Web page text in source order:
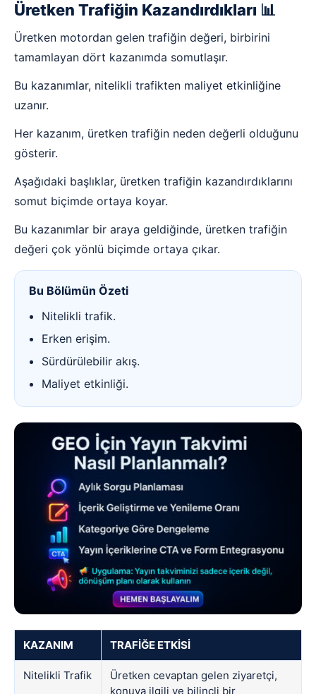
Üretken Trafiğin Kazandırdıkları 📊
Üretken motordan gelen trafiğin değeri, birbirini
tamamlayan dört kazanımda somutlaşır.
Bu kazanımlar, nitelikli trafikten maliyet etkinliğine
uzanır.
Her kazanım, üretken trafiğin neden değerli olduğunu
gösterir.
Aşağıdaki başlıklar, üretken trafiğin kazandırdıklarını
somut biçimde ortaya koyar.
Bu kazanımlar bir araya geldiğinde, üretken trafiğin
değeri çok yönlü biçimde ortaya çıkar.
Bu Bölümün Özeti
Nitelikli trafik.
Erken erişim.
Sürdürülebilir akış.
Maliyet etkinliği.
KAZANIM TRAFİĞE ETKİSİ
Nitelikli Trafik
Üretken cevaptan gelen ziyaretçi,
konuya ilgili ve bilinçli bir